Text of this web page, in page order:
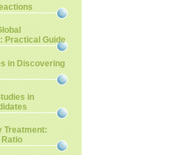
Practical Guide
in Discovering
in
Treatment: